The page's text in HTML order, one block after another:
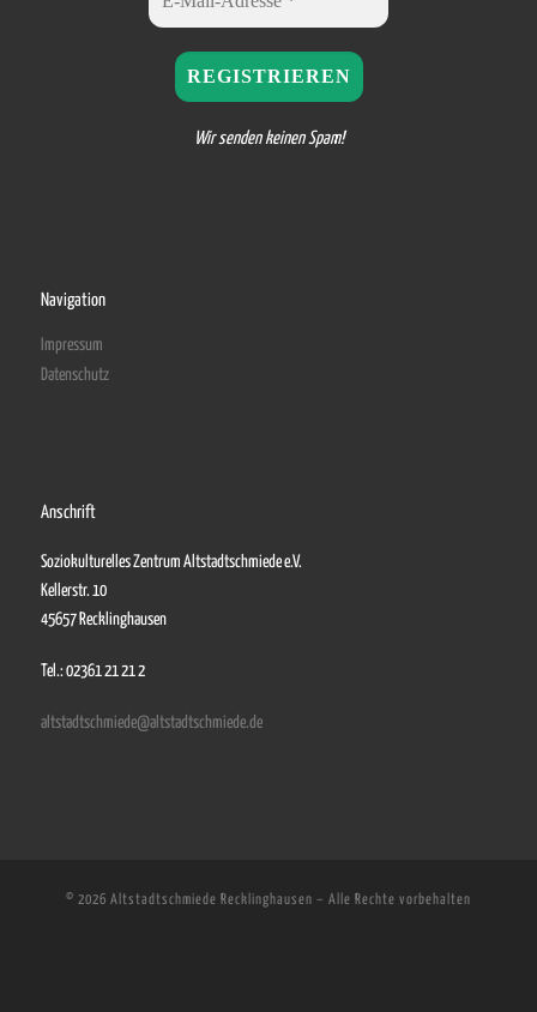
Wir senden keinen Spam!
Navigation
Impressum
Datenschutz
Anschrift
Soziokulturelles Zentrum Altstadtschmiede e.V.
Kellerstr. 10
45657 Recklinghausen
Tel.: 02361 21 21 2
altstadtschmiede@altstadtschmiede.de
© 2026 Altstadtschmiede Recklinghausen – Alle Rechte vorbehalten